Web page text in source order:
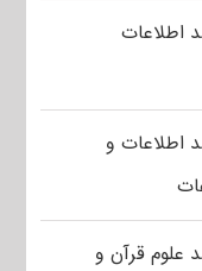
اطلاعات
اطلاعات و
علوم قرآن و